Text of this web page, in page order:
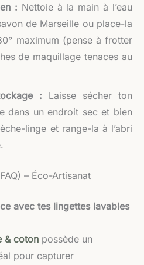
: Nettoie à la main à l’eau
de Marseille ou place-la
maximum (pense à frotter
de maquillage tenaces au
: Laisse sécher ton
dans un endroit sec et bien
linge et range-la à l’abri
– Éco-Artisanat
avec tes lingettes lavables
& coton possède un
pour capturer